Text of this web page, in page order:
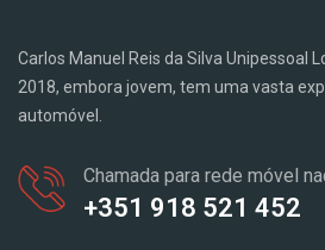
Carlos Manuel Reis da Silva Unipessoal
2018, embora jovem, tem uma vasta
automóvel.
Chamada para rede móvel
+351 918 521 452